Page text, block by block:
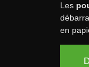
Les
en